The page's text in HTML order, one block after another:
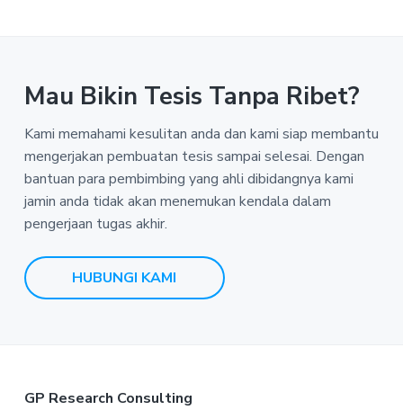
Mau Bikin Tesis Tanpa Ribet?
Kami memahami kesulitan anda dan kami siap membantu
mengerjakan pembuatan tesis sampai selesai. Dengan
bantuan para pembimbing yang ahli dibidangnya kami
jamin anda tidak akan menemukan kendala dalam
pengerjaan tugas akhir.
HUBUNGI KAMI
GP Research Consulting